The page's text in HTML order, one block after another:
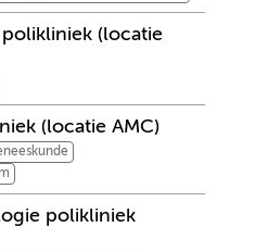
(locatie
(locatie AMC)
polikliniek